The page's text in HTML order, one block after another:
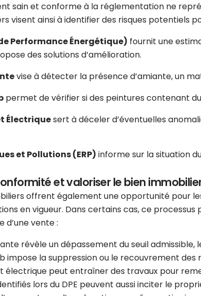
sain et conforme à la réglementation ne
visent ainsi à identifier des risques potentiels
Performance Énergétique) fournit une
des solutions d’amélioration.
vise à détecter la présence d’amiante, un
permet de vérifier si des peintures contenant
Électriquesert à déceler d’éventuelles
et Pollutions (ERP) informe sur la situation
et valoriser le bien
offrent également une opportunité pour
en vigueur. Dans certains cas, ce
vente :
révèle un dépassement du seuil
impose la suppression ou le recouvrement
électrique peut entraîner des travaux pour
lors du DPE peuvent aussi inciter le